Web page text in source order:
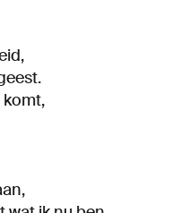
komt,